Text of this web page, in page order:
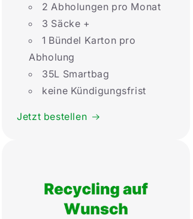
2 Abholungen pro Monat
3 Säcke +
1 Bündel Karton pro
Abholung
35L Smartbag
keine Kündigungsfrist
Jetzt bestellen